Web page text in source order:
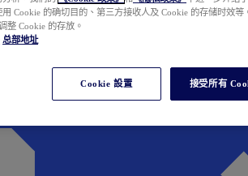
Cookie 的确切目的、第三方接收人及 Cookie 的存储时效
整 Cookie 的存放。
总部地址
Cookie 設置 接受所有